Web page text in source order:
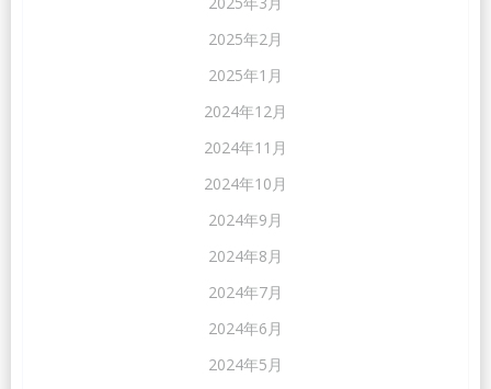
2025年2月
2025年1月
2024年12月
2024年11月
2024年10月
2024年9月
2024年8月
2024年7月
2024年6月
2024年5月